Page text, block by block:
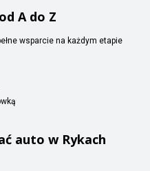
A do Z
wsparcie na każdym etapie
auto w Rykach